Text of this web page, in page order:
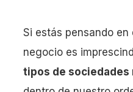
Si estás pensando
negocio es
tipos de sociedades